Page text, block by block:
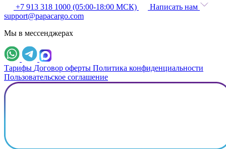
+7 913 318 1000 (05:00-18:00 МСК)
Написать нам
support@papacargo.com
Мы в мессенджерах
Тарифы Договор оферты Политика конфиденциальности
Пользовательское соглашение